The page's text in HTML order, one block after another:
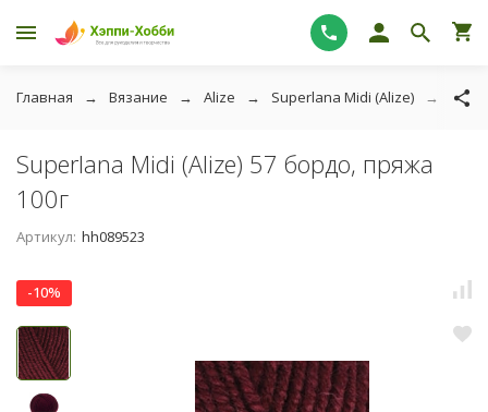
Главная Вязание Alize Superlana Midi (Alize)
Superlana Midi (Alize) 57 бордо, пряжа
100г
Артикул: hh089523
-10%